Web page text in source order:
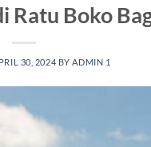
Ratu Boko
30, 2024 BY ADMIN 1